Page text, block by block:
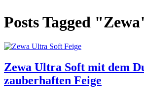
Posts Tagged
Zewa Ultra Soft mit dem
zauberhaften Feige